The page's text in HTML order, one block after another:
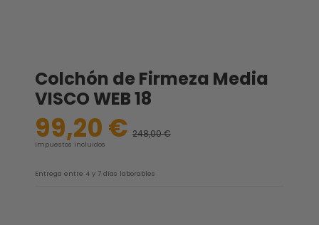
Colchón de Firmeza Media
VISCO WEB 18
99,20 € 248,00 €
Impuestos incluidos
Entrega entre 4 y 7 días laborables